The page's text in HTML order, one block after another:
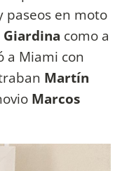
paseos en moto
como a
a Miami con
Martín
Marcos